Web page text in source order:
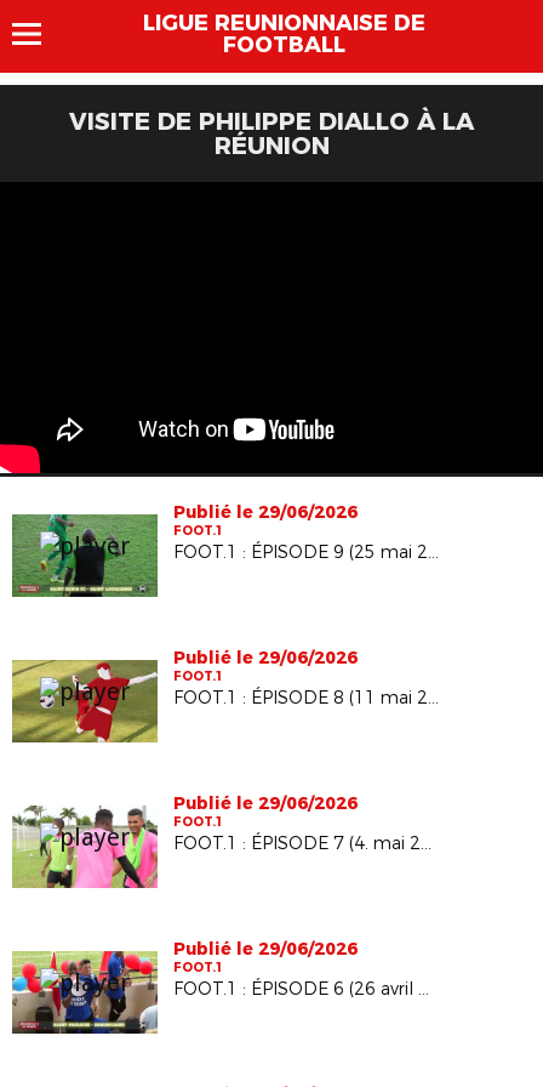
LIGUE REUNIONNAISE DE
FOOTBALL
VISITE DE PHILIPPE DIALLO À LA
RÉUNION
Publié le 29/06/2026
FOOT.1
FOOT.1 : ÉPISODE 9 (25 mai 2026)
Publié le 29/06/2026
FOOT.1
FOOT.1 : ÉPISODE 8 (11 mai 2026)
Publié le 29/06/2026
FOOT.1
FOOT.1 : ÉPISODE 7 (4. mai 2026)
Publié le 29/06/2026
FOOT.1
FOOT.1 : ÉPISODE 6 (26 avril 2026)